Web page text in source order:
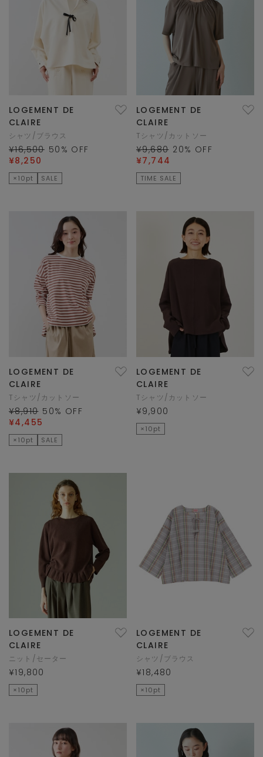
LOGEMENT DE
CLAIRE
シャツ/ブラウス
¥16,500 50 % OFF
¥8,250
×10pt SALE
LOGEMENT DE
CLAIRE
Tシャツ/カットソー
¥9,680 20% OFF
¥7,744
TIME SALE
LOGEMENT DE
CLAIRE
Tシャツ/カットソー
¥8,910 50% OFF
¥4,455
×10pt SALE
LOGEMENT DE
CLAIRE
Tシャツ/カットソー
¥9,900
×10pt
LOGEMENT DE
CLAIRE
ニット/セーター
¥19,800
×10pt
LOGEMENT DE
CLAIRE
シャツ/ブラウス
¥18,480
×10pt